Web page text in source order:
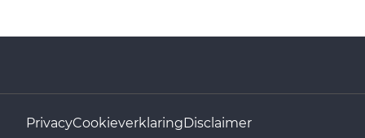
PrivacyCookieverklaringDisclaimer